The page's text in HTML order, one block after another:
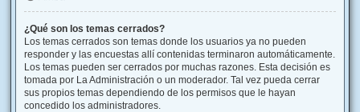
¿Qué son los temas cerrados?
Los temas cerrados son temas donde los usuarios ya no pueden
responder y las encuestas allí contenidas terminaron automáticamente.
Los temas pueden ser cerrados por muchas razones. Esta decisión es
tomada por La Administración o un moderador. Tal vez pueda cerrar
sus propios temas dependiendo de los permisos que le hayan
concedido los administradores.